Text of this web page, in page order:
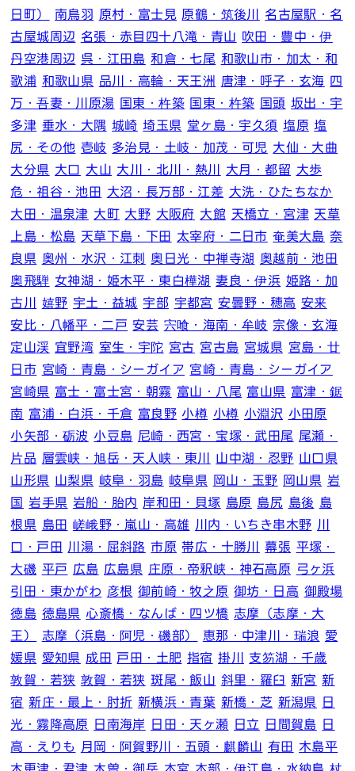
日町）
南鳥羽 原村・富士見 原鶴・筑後川
名古屋駅・名
古屋城周辺 名張・赤目四十八滝・青山 吹田・豊中・伊
丹空港周辺 呉・江田島 和倉・七尾 和歌山市・加太・和
歌浦 和歌山県 品川・高輪・天王洲 唐津・呼子・玄海 四
万・吾妻・川原湯 国東・杵築 国東・杵築 国頭 坂出・宇
多津 垂水・大隅 城崎 埼玉県 堂ヶ島・宇久須 塩原 塩
尻・その他 壱岐 多治見・土岐・加茂・可児 大仙・大曲
大分県 大口 大山 大川・北川・熱川 大月・都留 大歩
危・祖谷・池田 大沼・長万部・江差 大洗・ひたちなか
大田・温泉津 大町 大野 大阪府 大館 天橋立・宮津 天草
上島・松島 天草下島・下田 太宰府・二日市 奄美大島 奈
良県 奥州・水沢・江刺 奥日光・中禅寺湖 奥越前・池田
奥飛騨 女神湖・姫木平・東白樺湖 妻良・伊浜 姫路・加
古川
嬉野 宇土・益城 宇部 宇都宮 安曇野・穂高 安来
安比・八幡平・二戸 安芸 宍喰・海南・牟岐 宗像・玄海
定山渓 宜野湾 室生・宇陀 宮古 宮古島 宮城県 宮島・廿
日市 宮崎・青島・シーガイア 宮崎・青島・シーガイア
宮崎県 富士・富士宮・朝霧 富山・八尾 富山県 富津・鋸
南 富浦・白浜・千倉 富良野 小樽 小樽 小淵沢 小田原
小矢部・砺波 小豆島 尼崎・西宮・宝塚・武田尾 尾瀬・
片品 層雲峡・旭岳・天人峡・東川 山中湖・忍野 山口県
山形県 山梨県 岐阜・羽島 岐阜県 岡山・玉野 岡山県 岩
国 岩手県 岩船・胎内 岸和田・貝塚 島原 島尻 島後 島
根県 島田 嵯峨野・嵐山・高雄 川内・いちき串木野 川
口・戸田 川湯・屈斜路 市原 帯広・十勝川 幕張 平塚・
大磯 平戸 広島 広島県 庄原・帝釈峡・神石高原 弓ヶ浜
引田・東かがわ 彦根 御前崎・牧之原 御坊・日高 御殿場
徳島 徳島県 心斎橋・なんば・四ツ橋 志摩（志摩・大
王）
志摩（浜島・阿児・磯部） 恵那・中津川・瑞浪 愛
媛県 愛知県 成田 戸田・土肥 指宿 掛川
支笏湖・千歳
敦賀・若狭 敦賀・若狭 斑尾・飯山 斜里・羅臼 新宮 新
宿 新庄・最上・肘折 新横浜・青葉 新橋・芝 新潟県 日
光・霧降高原 日南海岸 日田・天ヶ瀬 日立 日間賀島 日
高・えりも
月岡・阿賀野川・五頭・麒麟山 有田 木島平